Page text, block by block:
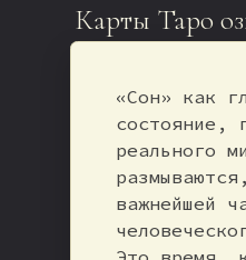
Карты Таро
«Сон» как
состояние,
реального
важнейшей